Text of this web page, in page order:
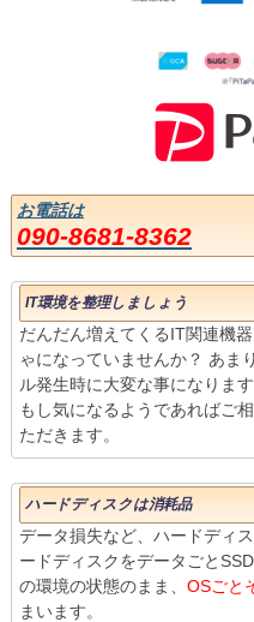
お電話は
090-8681-8362
IT環境を整理しましょう
だんだん増えてくるIT関連機
ゃになっていませんか？ あま
ル発生時に大変な事になります
もし気になるようであればご
ただきます。
ハードディスクは消耗品
データ損失など、ハードディ
ードディスクをデータごと
の環境の状態のまま、 OSごと
まいます。